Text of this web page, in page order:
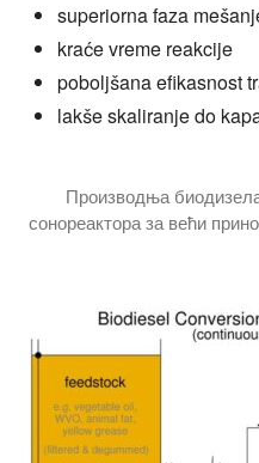
superiorna faza
kraće vreme reakcije
poboljšana efikasnost
lakše skaliranje do
Производња
сонореактора за већи